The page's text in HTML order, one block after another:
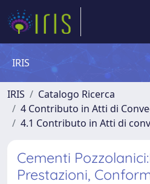
IRIS
IRIS
Catalogo Ricerca
4 Contributo in Atti di
4.1 Contributo in Atti di
Cementi
Prestazioni,